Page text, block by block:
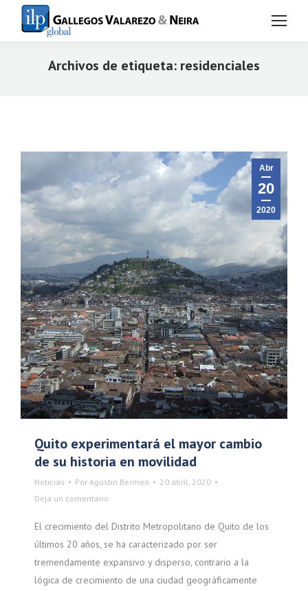
Archivos de etiqueta: residenciales
Abr
20
2020
Quito experimentará el mayor cambio
de su historia en movilidad
Noticias Por Agustin Bermeo
20 abril, 2020
Deja un comentario
El crecimiento del Distrito Metropolitano de Quito de los
últimos 20 años, se ha caracterizado por ser
tremendamente expansivo y disperso, contrario a la
lógica de crecimiento de una ciudad geográficamente